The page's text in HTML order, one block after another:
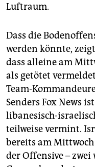
Luftraum.
Dass die
werden könnte,
dass alleine am
als getötet
Team-
Senders Fox News
libanesisch-
teilweise vermint.
bereits am
der Offensive –